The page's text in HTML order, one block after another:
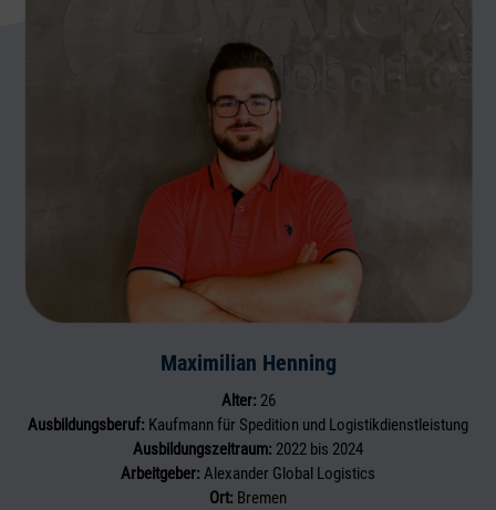
Maximilian Henning
Alter: 26
Ausbildungsberuf: Kaufmann für Spedition und Logistikdienstleistung
Ausbildungszeitraum: 2022 bis 2024
Arbeitgeber: Alexander Global Logistics
Ort: Bremen